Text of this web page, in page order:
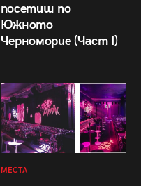
посетиш по
Южното
Черноморие (Част I)
МЕСТА